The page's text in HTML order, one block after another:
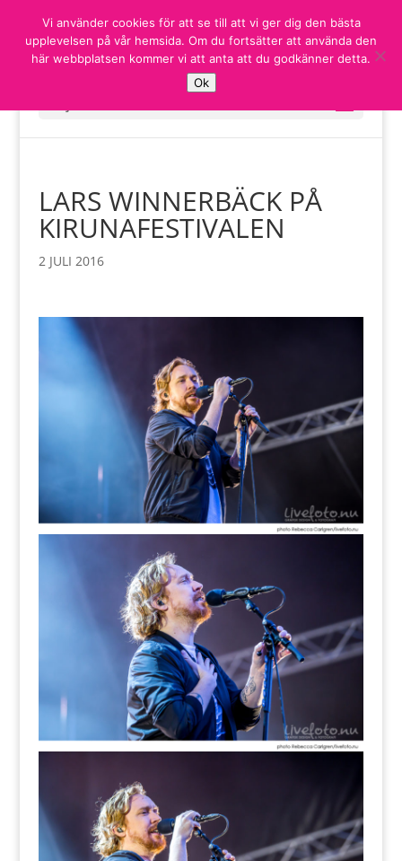
LARS WINNERBÄCK PÅ
KIRUNAFESTIVALEN
2 JULI 2016
Vi använder cookies för att se till att vi ger dig den bästa
upplevelsen på vår hemsida. Om du fortsätter att använda den
här webbplatsen kommer vi att anta att du godkänner detta.
Ok